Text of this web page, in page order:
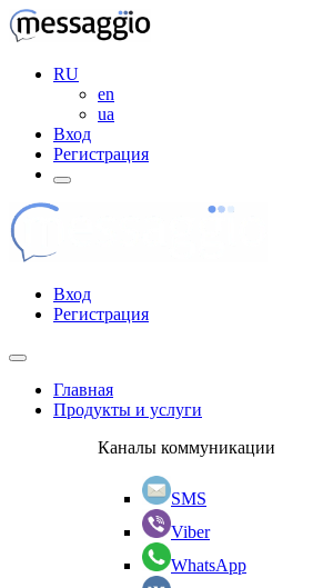
RU
en
ua
Вход
Регистрация
Вход
Регистрация
Главная
Продукты и услуги
Каналы коммуникации
SMS
Viber
WhatsApp